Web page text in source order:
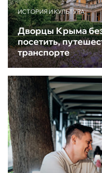
ИСТОРИЯ И КУЛЬТУРА
Дворцы Крыма
посетить,
транспорте